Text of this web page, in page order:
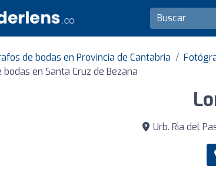
de bodas en Provincia de Cantabria
en Santa Cruz de Bezana
Urb. Rìa del